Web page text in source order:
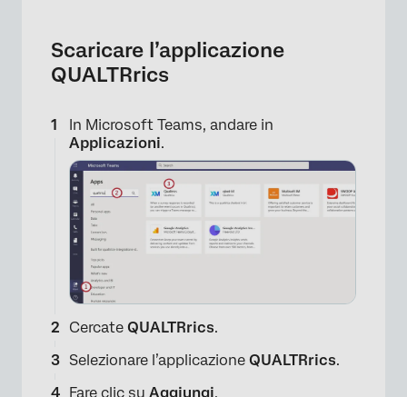
Scaricare l’applicazione
QUALTRrics
In Microsoft Teams, andare in
Applicazioni.
Cercate QUALTRrics.
Selezionare l’applicazione QUALTRrics.
Fare clic su Aggiungi.